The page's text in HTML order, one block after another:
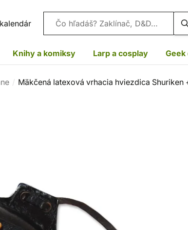
kalendár Vyhľadávanie
Knihy a komiksy Larp a cosplay
Mäkčená latexová vrhacia hviezdica Shuriken